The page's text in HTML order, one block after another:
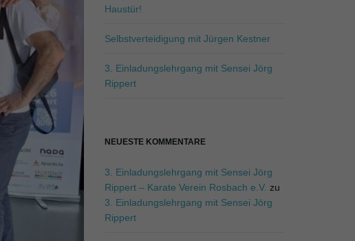
.Haustür!
Selbstverteidigung mit Jürgen Kestner
3. Einladungslehrgang mit Sensei Jörg
Rippert
NEUESTE KOMMENTARE
3. Einladungslehrgang mit Sensei Jörg
Rippert – Karate Verein Rosbach e.V. zu
3. Einladungslehrgang mit Sensei Jörg
Rippert